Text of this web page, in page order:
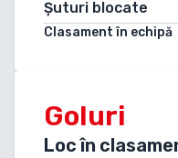
Șuturi blocate
Clasament în echipă
Goluri
Loc în